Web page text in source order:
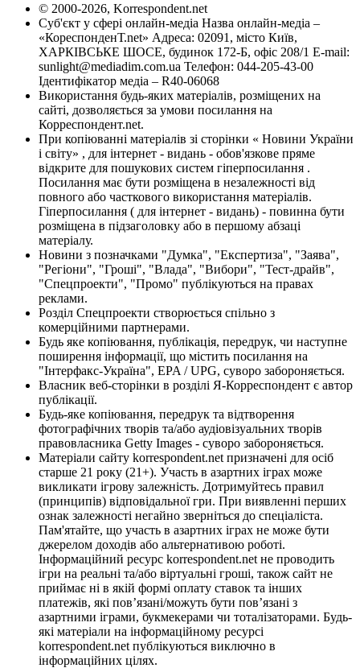
© 2000-2026, Korrespondent.net
Суб'єкт у сфері онлайн-медіа Назва онлайн-медіа –
«КореспонденТ.net» Адреса: 02091, місто Київ,
ХАРКІВСЬКЕ ШОСЕ, будинок 172-Б, офіс 208/1 E-mail:
sunlight@mediadim.com.ua Телефон: 044-205-43-00
Ідентифікатор медіа – R40-06068
Використання будь-яких матеріалів, розміщених на
сайті, дозволяється за умови посилання на
Корреспондент.net.
При копіюванні матеріалів зі сторінки « Новини України
і світу» , для інтернет - видань - обов'язкове пряме
відкрите для пошукових систем гіперпосилання .
Посилання має бути розміщена в незалежності від
повного або часткового використання матеріалів.
Гіперпосилання ( для інтернет - видань) - повинна бути
розміщена в підзаголовку або в першому абзаці
матеріалу.
Новини з позначками "Думка", "Експертиза", "Заява",
"Регіони", "Гроші", "Влада", "Вибори", "Тест-драйв",
"Спецпроекти", "Промо" публікуються на правах
реклами.
Розділ Спецпроекти створюється спільно з
комерційними партнерами.
Будь яке копіювання, публікація, передрук, чи наступне
поширення інформації, що містить посилання на
"Інтерфакс-Україна", EPA / UPG, суворо забороняється.
Власник веб-сторінки в розділі Я-Корреспондент є автор
публікації.
Будь-яке копіювання, передрук та відтворення
фотографічних творів та/або аудіовізуальних творів
правовласника Getty Images - суворо забороняється.
Матеріали сайту korrespondent.net призначені для осіб
старше 21 року (21+). Участь в азартних іграх може
викликати ігрову залежність. Дотримуйтесь правил
(принципів) відповідальної гри. При виявленні перших
ознак залежності негайно зверніться до спеціаліста.
Пам'ятайте, що участь в азартних іграх не може бути
джерелом доходів або альтернативою роботі.
Інформаційний ресурс korrespondent.net не проводить
ігри на реальні та/або віртуальні гроші, також сайт не
приймає ні в якій формі оплату ставок та інших
платежів, які пов’язані/можуть бути пов’язані з
азартними іграми, букмекерами чи тоталізаторами. Будь-
які матеріали на інформаційному ресурсі
korrespondent.net публікуються виключно в
інформаційних цілях.